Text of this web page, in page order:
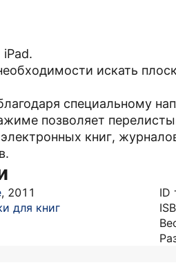
искать
специальному
позволяет
книг,
, 2011
для книг
ID